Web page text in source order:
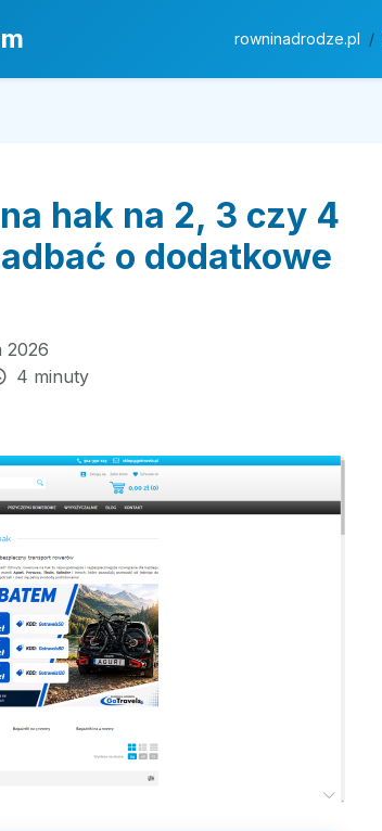
rowninadrodze.pl
hak na 2, 3 czy 4
o dodatkowe
2026
4 minuty